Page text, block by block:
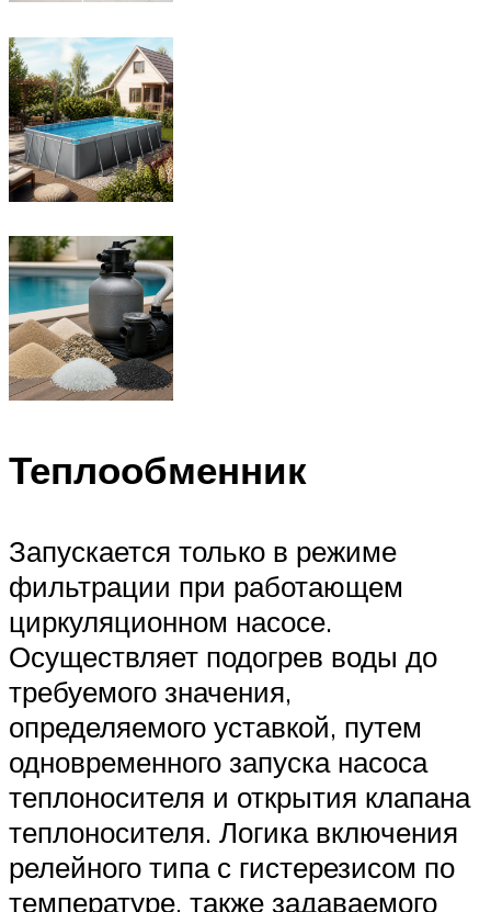
Теплообменник
Запускается только в режиме
фильтрации при работающем
циркуляционном насосе.
Осуществляет подогрев воды до
требуемого значения,
определяемого уставкой, путем
одновременного запуска насоса
теплоносителя и открытия клапана
теплоносителя. Логика включения
релейного типа с гистерезисом по
температуре, также задаваемого